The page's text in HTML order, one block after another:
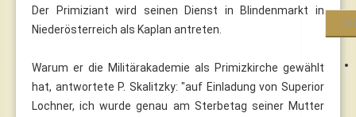
Der Primiziant wird seinen Dienst in Blindenmarkt in
Niederösterreich als Kaplan antreten.
Warum er die Militärakademie als Primizkirche gewählt
hat, antwortete P. Skalitzky: "auf Einladung von Superior
Lochner, ich wurde genau am Sterbetag seiner Mutter